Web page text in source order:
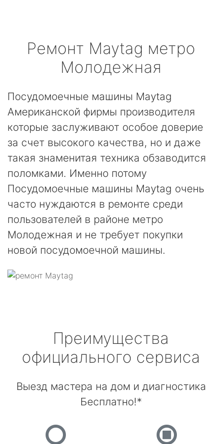
Ремонт Maytag метро
Молодежная
Посудомоечные машины Maytag
Американской фирмы производителя
которые заслуживают особое доверие
за счет высокого качества, но и даже
такая знаменитая техника обзаводится
поломками. Именно потому
Посудомоечные машины Maytag очень
часто нуждаются в ремонте среди
пользователей в районе метро
Молодежная и не требует покупки
новой посудомоечной машины.
Преимущества
официального сервиса
Выезд мастера на дом и диагностика
Бесплатно!*